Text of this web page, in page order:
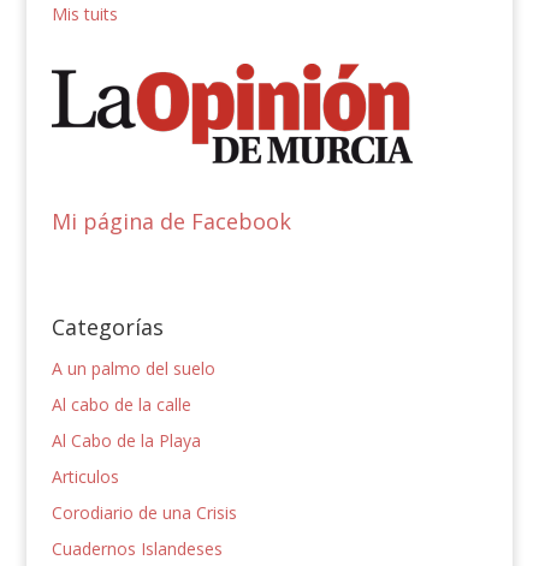
Mis tuits
Mi página de Facebook
Categorías
A un palmo del suelo
Al cabo de la calle
Al Cabo de la Playa
Articulos
Corodiario de una Crisis
Cuadernos Islandeses